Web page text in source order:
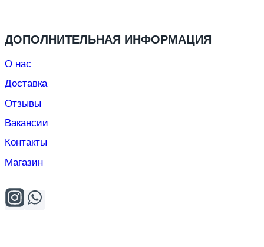
ДОПОЛНИТЕЛЬНАЯ ИНФОРМАЦИЯ
О нас
Доставка
Отзывы
Вакансии
Контакты
Магазин